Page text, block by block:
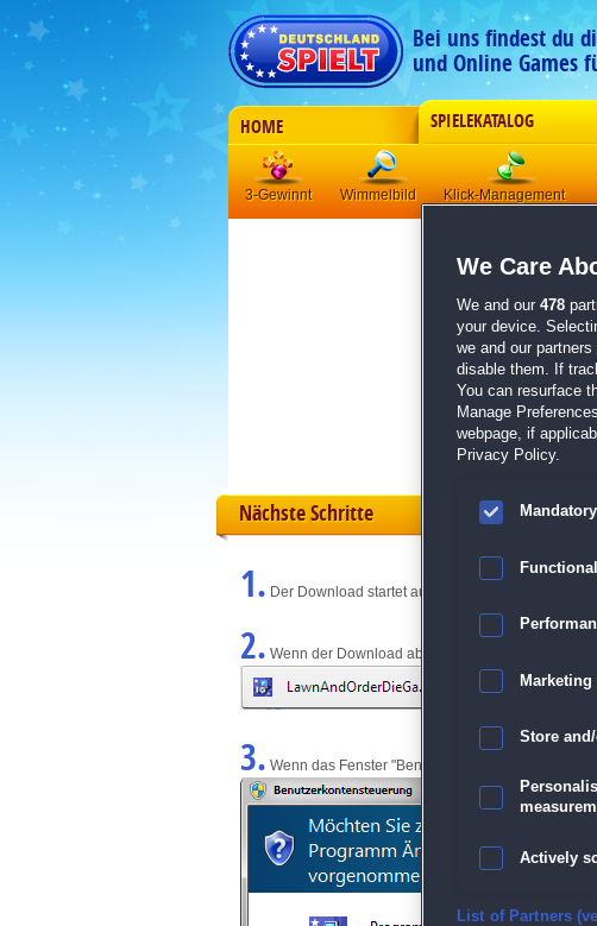
Bei uns findest du
und Online Games
HOME SPIELEKATALOG
3-Gewinnt Wimmelbild Klick-Management
Nächste Schritte
1. Der Download startet automatisch und wird am
2. Wenn der Download abgeschlossen ist, klicke
3. Wenn das Fenster "Benutzerkontensteuerung"
We Care
We and our 478
your device.
we and our
disable them. If
You can resurface
Manage
webpage, if
Privacy Policy.
Store
Actively
Ensure
List of Partners